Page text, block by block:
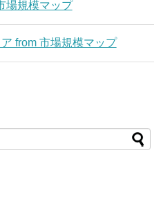
場規模マップ
from 市場規模マップ